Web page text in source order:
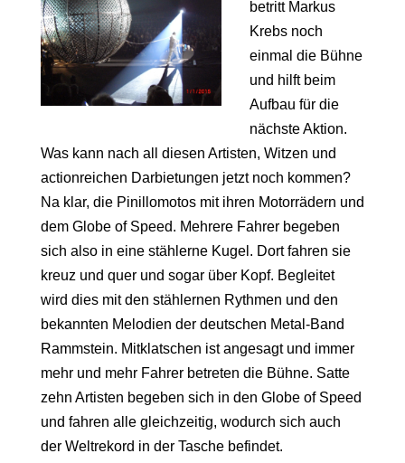
betritt Markus
Krebs noch
einmal die Bühne
und hilft beim
Aufbau für die
nächste Aktion.
Was kann nach all diesen Artisten, Witzen und
actionreichen Darbietungen jetzt noch kommen?
Na klar, die Pinillomotos mit ihren Motorrädern und
dem Globe of Speed. Mehrere Fahrer begeben
sich also in eine stählerne Kugel. Dort fahren sie
kreuz und quer und sogar über Kopf. Begleitet
wird dies mit den stählernen Rythmen und den
bekannten Melodien der deutschen Metal-Band
Rammstein. Mitklatschen ist angesagt und immer
mehr und mehr Fahrer betreten die Bühne. Satte
zehn Artisten begeben sich in den Globe of Speed
und fahren alle gleichzeitig, wodurch sich auch
der Weltrekord in der Tasche befindet.